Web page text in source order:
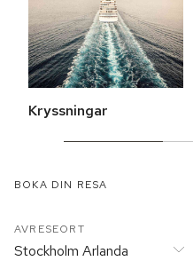
Kryssningar
BOKA DIN RESA
AVRESEORT
Stockholm Arlanda